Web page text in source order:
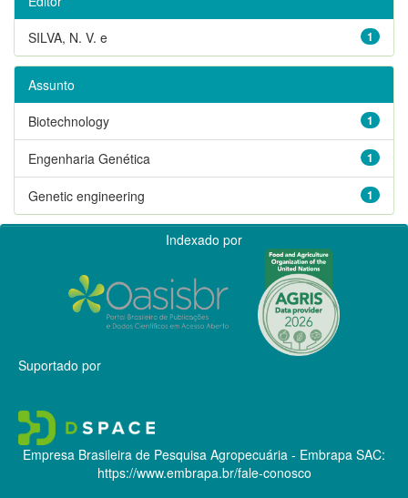
1
SILVA, N. V. e
Assunto
1
Biotechnology
1
Engenharia Genética
1
Genetic engineering
Indexado por
Suportado por
Empresa Brasileira de Pesquisa Agropecuária - Embrapa SAC:
https://www.embrapa.br/fale-conosco